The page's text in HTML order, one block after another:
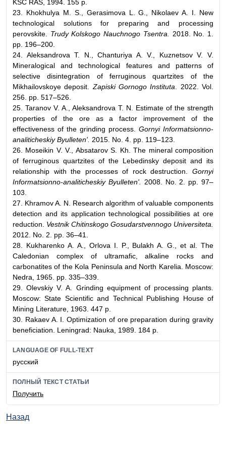
KSC RAS, 1994. 155 p.
23. Khokhulya M. S., Gerasimova L. G., Nikolaev A. I. New
technological solutions for preparing and processing
perovskite.
Trudy Kolskogo Nauchnogo Tsentra.
2018. No. 1.
pp. 196–200.
24. Aleksandrova T. N., Chanturiya A. V., Kuznetsov V. V.
Mineralogical and technological features and patterns of
selective disintegration of ferruginous quartzites of the
Mikhailovskoye deposit. Zapiski Gornogo Instituta . 2022. Vol.
256. pp. 517–526.
25. Taranov V. A., Aleksandrova T. N. Estimate of the strength
properties of the ore as a factor improvement of the
effectiveness of the grinding process. Gornyi Informatsionno-
analiticheskiy Byulleten'. 2015. No. 4. pp. 119–123.
26. Moseikin V. V., Absatarov S. Kh. The mineral composition
of ferruginous quartzites of the Lebedinsky deposit and its
relationship with the processes of rock destruction. Gornyi
Informatsionno-analiticheskiy Byulleten'.
2008. No. 2. pp. 97–
103.
27. Khramov A. N. Research algorithm of valuable components
detection and its application technological possibilities at ore
reduction. Vestnik Chitinskogo Gosudarstvennogo Universiteta.
2012. No. 2. pp. 36–41.
28. Kukharenko A. A., Orlova I. P., Bulakh A. G., et al. The
Caledonian complex of ultramafic, alkaline rocks and
carbonatites of the Kola Peninsula and North Karelia. Moscow:
Nedra, 1965. pp. 335–339.
29. Olevskiy V. A. Grinding equipment of processing plants.
Moscow: State Scientific and Technical Publishing House of
Mining Literature, 1963. 447 p.
30. Rakaev A. I. Optimization of ore preparation during gravity
beneficiation. Leningrad: Nauka, 1989. 184 p.
LANGUAGE OF FULL-TEXT
русский
ПОЛНЫЙ ТЕКСТ СТАТЬИ
Получить
Назад